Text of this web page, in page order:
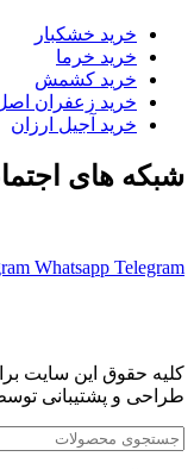
خرید خشکبار
خرید خرما
خرید کشمش
خرید زعفران
خرید آجیل ارزان
شبکه های
Whatsapp Telegram
کلیه حقوق این سایت
طراحی و پشتیبانی